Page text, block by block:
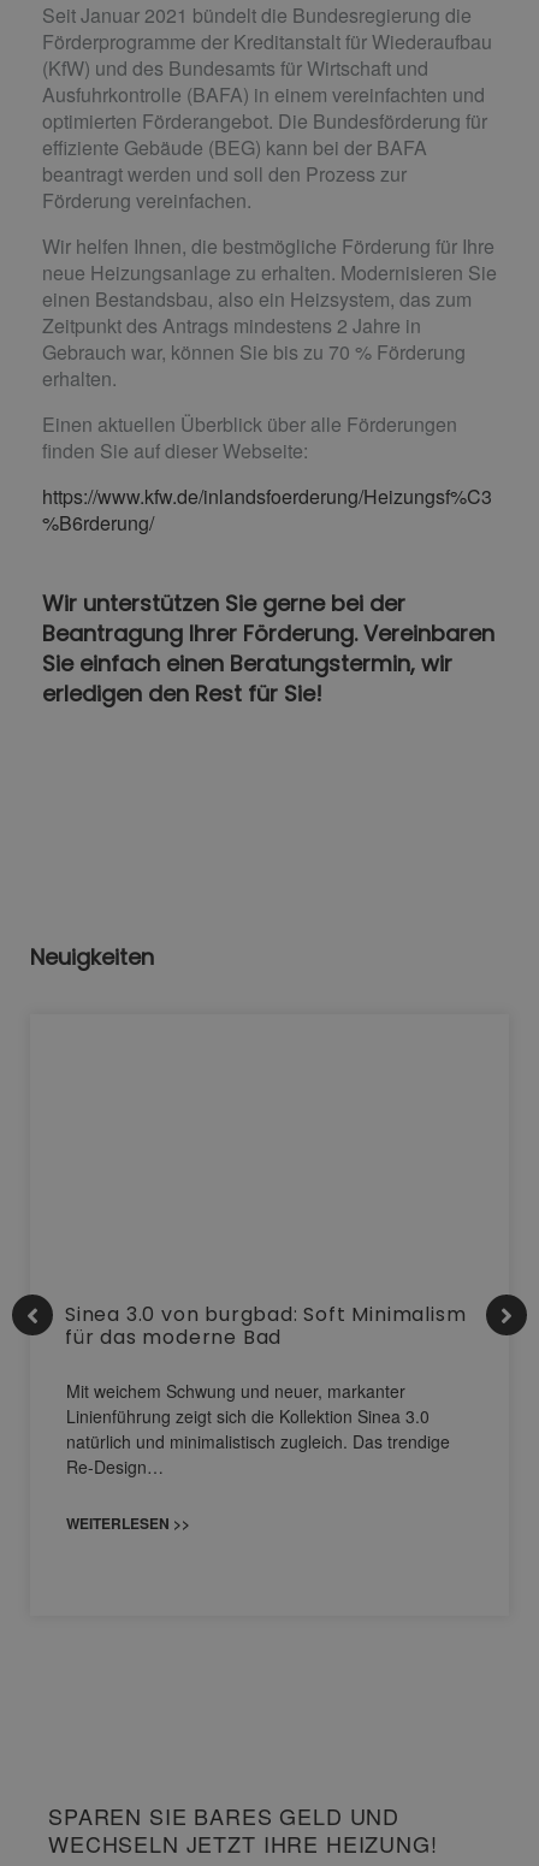
Seit Januar 2021 bündelt die Bundesregierung die
Förderprogramme der Kreditanstalt für Wiederaufbau
(KfW) und des Bundesamts für Wirtschaft und
Ausfuhrkontrolle (BAFA) in einem vereinfachten und
optimierten Förderangebot. Die Bundesförderung für
effiziente Gebäude (BEG) kann bei der BAFA
beantragt werden und soll den Prozess zur
Förderung vereinfachen.
Wir helfen Ihnen, die bestmögliche Förderung für Ihre
neue Heizungsanlage zu erhalten. Modernisieren Sie
einen Bestandsbau, also ein Heizsystem, das zum
Zeitpunkt des Antrags mindestens 2 Jahre in
Gebrauch war, können Sie bis zu 70 % Förderung
erhalten.
Einen aktuellen Überblick über alle Förderungen
finden Sie auf dieser Webseite:
https://www.kfw.de/inlandsfoerderung/Heizungsf%C3
%B6rderung/
Wir unterstützen Sie gerne bei der
Beantragung Ihrer Förderung. Vereinbaren
Sie einfach einen Beratungstermin, wir
erledigen den Rest für Sie!
Neuigkeiten
Sinea 3.0 von burgbad: Soft Minimalism
für das moderne Bad
Mit weichem Schwung und neuer, markanter
Linienführung zeigt sich die Kollektion Sinea 3.0
natürlich und minimalistisch zugleich. Das trendige
Re-Design…
WEITERLESEN >>
SPAREN SIE BARES GELD UND
WECHSELN JETZT IHRE HEIZUNG!